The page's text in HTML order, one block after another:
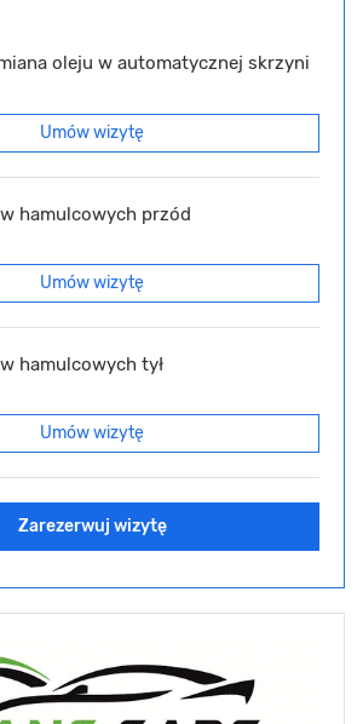
oleju w automatycznej skrzyni
Umów wizytę
hamulcowych przód
Umów wizytę
hamulcowych tył
Umów wizytę
Zarezerwuj wizytę